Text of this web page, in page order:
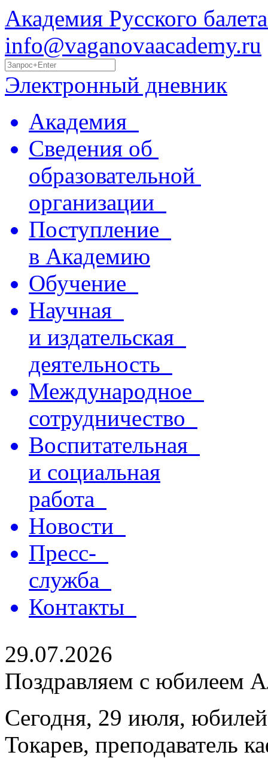
Академия Русского
info@vaganovaacademy.ru
Электронный дневник
Академия
Сведения об
образовательной
организации
Поступление
в Академию
Обучение
Научная
и издательская
деятельность
Международное
сотрудничество
Воспитательная
и социальная
работа
Новости
Пресс-
служба
Контакты
29.07.2026
Поздравляем с юбилеем
Сегодня, 29 июля,
Токарев, преподаватель